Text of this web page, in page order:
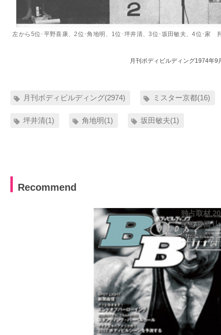
左から5位･平野喜康、2位･角地明、1位･坪井清、3位･坂田敏夫、4位･家
月刊ボディビルディング1974年9
月刊ボディビルディング(2974) ミスター京都(16)
坪井清(1) 角地明(1) 坂田敏夫(1)
Recommend
独占取材
凱旋帰国
尚隆 ほか